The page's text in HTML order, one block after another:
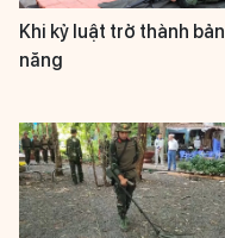
Khi kỷ luật trở thành bản
năng